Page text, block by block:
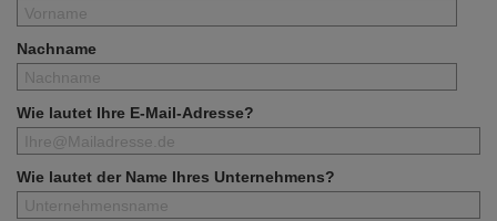
Nachname
Wie lautet Ihre E-Mail-Adresse?
Wie lautet der Name Ihres Unternehmens?